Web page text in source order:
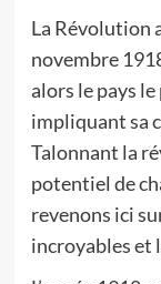
La Révolution
novembre
alors le pays
impliquant sa
Talonnant la
potentiel de
revenons ici
incroyables et